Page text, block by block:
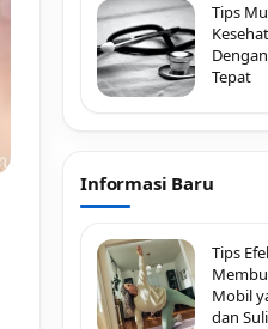
Tips
Tepat
Informasi Baru
Tips
Mobil
dan